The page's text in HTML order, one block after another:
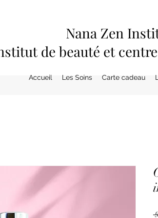
Nana Zen
de beauté et
Accueil Les Soins Carte cadeau